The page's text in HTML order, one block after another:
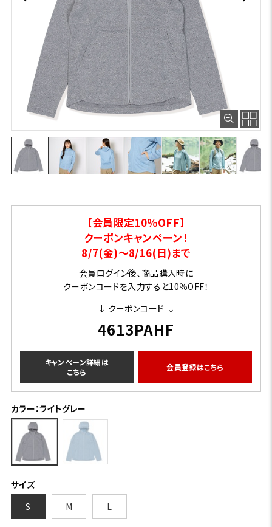
【会員限定10％OFF】
クーポンキャンペーン！
8/7(金)～8/16(日)まで
会員ログイン後、商品購入時に
クーポンコードを入力すると10％OFF！
↓ クーポンコード ↓
4613PAHF
キャンペーン詳細は
こちら
会員登録はこちら
カラー：ライトグレー
サイズ
S
M L